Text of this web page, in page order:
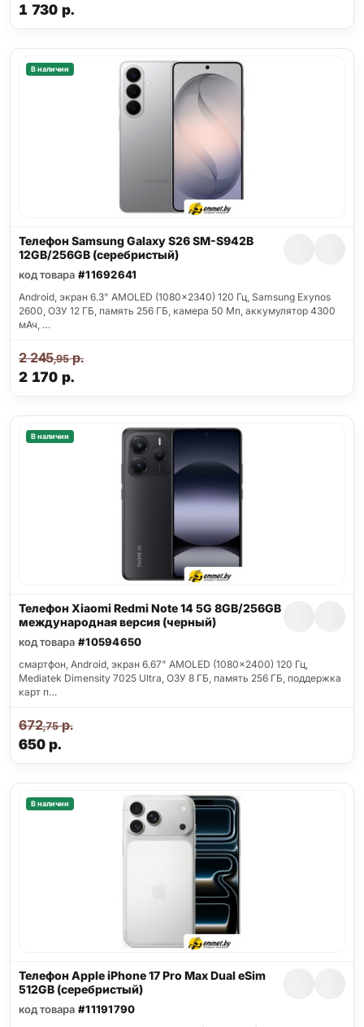
1 730 р.
В наличии
Телефон Samsung Galaxy S26 SM-S942B
12GB/256GB (серебристый)
код товара #11692641
Android, экран 6.3" AMOLED (1080x2340) 120 Гц, Samsung Exynos
2600, ОЗУ 12 ГБ, память 256 ГБ, камера 50 Мп, аккумулятор 4300
мАч, …
2 170 р.
2 245,95р.
В наличии
Телефон Xiaomi Redmi Note 14 5G 8GB/256GB
международная версия (черный)
код товара #10594650
смартфон, Android, экран 6.67" AMOLED (1080x2400) 120 Гц,
Mediatek Dimensity 7025 Ultra, ОЗУ 8 ГБ, память 256 ГБ, поддержка
карт п…
650р.
672,75р.
В наличии
Телефон Apple iPhone 17 Pro Max Dual eSim
512GB (серебристый)
код товара #11191790